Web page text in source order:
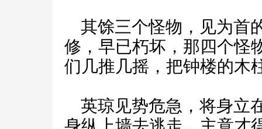
其馀三个怪物，见为首
修，早已朽坏，那四个怪
们几推几摇，把钟楼的木
英琼见势危急，将身立